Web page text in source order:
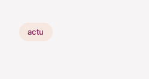
actu